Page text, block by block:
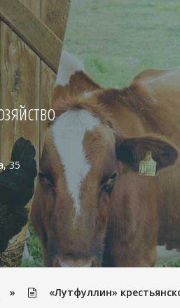
35
» «Лутфуллин»